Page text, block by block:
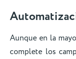
Aunque en la
complete los